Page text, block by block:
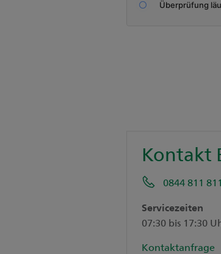
Kontakt
0844 811 811
Servicezeiten
07:30 bis 17:30
Kontaktanfrage